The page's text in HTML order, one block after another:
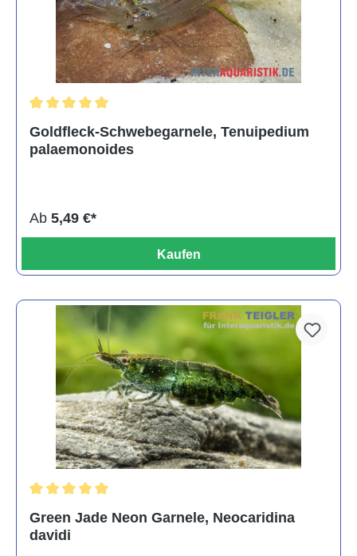
Goldfleck-Schwebegarnele, Tenuipedium
palaemonoides
Ab 5,49 €*
Kaufen
Green Jade Neon Garnele, Neocaridina
davidi